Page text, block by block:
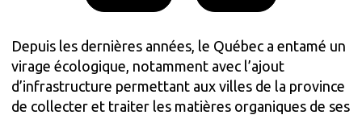
Depuis les dernières années, le Québec a entamé un
virage écologique, notamment avec l’ajout
d’infrastructure permettant aux villes de la province
de collecter et traiter les matières organiques de ses